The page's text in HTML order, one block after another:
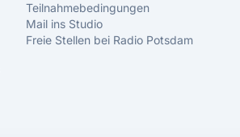
Teilnahmebedingungen
Mail ins Studio
Freie Stellen bei Radio Potsdam